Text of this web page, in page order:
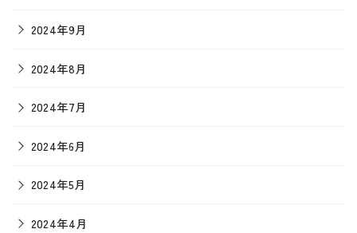
2024年9月
2024年8月
2024年7月
2024年6月
2024年5月
2024年4月